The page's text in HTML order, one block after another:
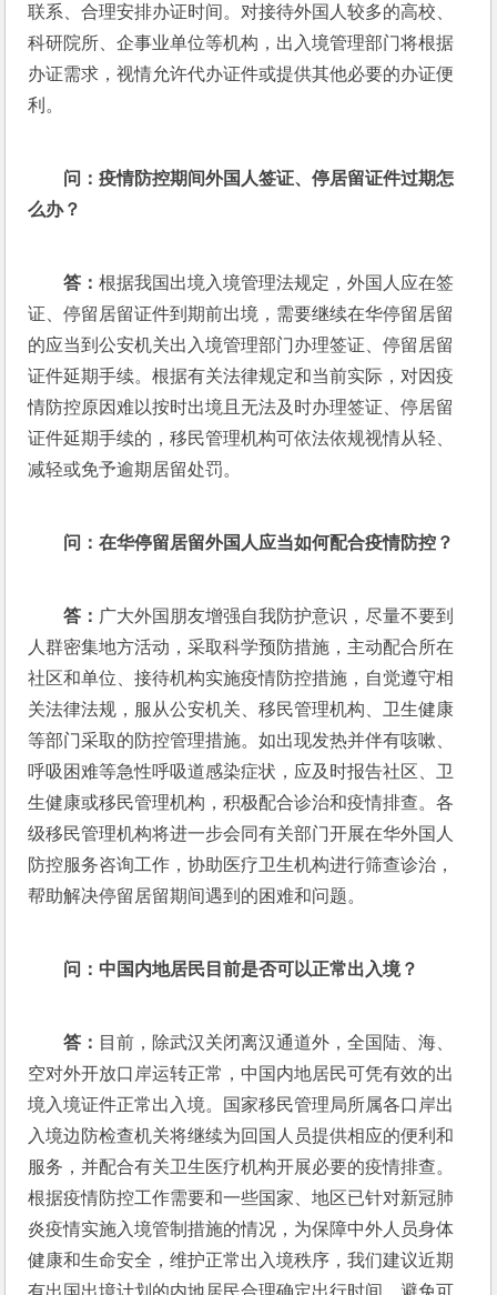
联系、合理安排办证时间。对接待外国人较多的高校、
科研院所、企事业单位等机构，出入境管理部门将根据
办证需求，视情允许代办证件或提供其他必要的办证便
利。
问：疫情防控期间外国人签证、停居留证件过期怎
么办？
答：根据我国出境入境管理法规定，外国人应在签
证、停留居留证件到期前出境，需要继续在华停留居留
的应当到公安机关出入境管理部门办理签证、停留居留
证件延期手续。根据有关法律规定和当前实际，对因疫
情防控原因难以按时出境且无法及时办理签证、停居留
证件延期手续的，移民管理机构可依法依规视情从轻、
减轻或免予逾期居留处罚。
问：在华停留居留外国人应当如何配合疫情防控？
答： 广大外国朋友增强自我防护意识，尽量不要到
人群密集地方活动，采取科学预防措施，主动配合所在
社区和单位、接待机构实施疫情防控措施，自觉遵守相
关法律法规，服从公安机关、移民管理机构、卫生健康
等部门采取的防控管理措施。如出现发热并伴有咳嗽、
呼吸困难等急性呼吸道感染症状，应及时报告社区、卫
生健康或移民管理机构，积极配合诊治和疫情排查。各
级移民管理机构将进一步会同有关部门开展在华外国人
防控服务咨询工作，协助医疗卫生机构进行筛查诊治，
帮助解决停留居留期间遇到的困难和问题。
问： 中国内地居民目前是否可以正常出入境？
答： 目前，除武汉关闭离汉通道外，全国陆、海、
空对外开放口岸运转正常，中国内地居民可凭有效的出
境入境证件正常出入境。国家移民管理局所属各口岸出
入境边防检查机关将继续为回国人员提供相应的便利和
服务，并配合有关卫生医疗机构开展必要的疫情排查。
根据疫情防控工作需要和一些国家、地区已针对新冠肺
炎疫情实施入境管制措施的情况，为保障中外人员身体
健康和生命安全，维护正常出入境秩序，我们建议近期
有出国出境计划的内地居民合理确定出行时间，避免可